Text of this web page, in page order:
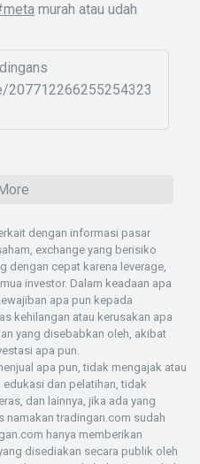
murah atau udah
dengan informasi pasar
exchange yang berisiko
dengan cepat karena leverage,
investor. Dalam keadaan apa
apa pun kepada
kehilangan atau kerusakan apa
yang disebabkan oleh, akibat
apa pun.
apa pun, tidak mengajak atau
dan pelatihan, tidak
dan lainnya, jika ada yang
namakan tradingan.com sudah
hanya memberikan
disediakan secara publik oleh